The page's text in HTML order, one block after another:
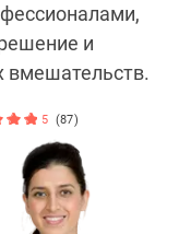
и
вмешательств.
5 (87)